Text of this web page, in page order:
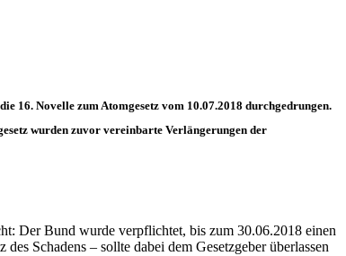
16. Novelle zum Atomgesetz vom 10.07.2018 durchgedrungen.
wurden zuvor vereinbarte Verlängerungen der
Der Bund wurde verpflichtet, bis zum 30.06.2018 einen
Schadens – sollte dabei dem Gesetzgeber überlassen